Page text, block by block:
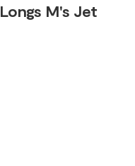
M's Jet